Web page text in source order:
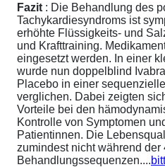
Fazit : Die Behandlung des
Tachykardiesyndroms ist
erhöhte Flüssigkeits- und
und Krafttraining.
eingesetzt werden. In einer
wurde nun doppelblind
Placebo in einer
verglichen. Dabei zeigten
Vorteile bei den
Kontrolle von Symptomen
Patientinnen. Die
zumindest nicht während der
Behandlungssequenzen....